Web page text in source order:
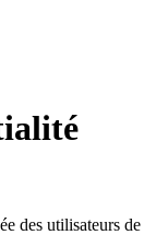
des utilisateurs de